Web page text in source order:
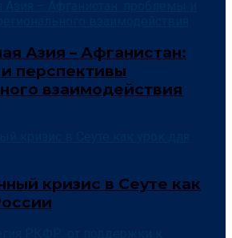
Азия – Афганистан:
перспективы
взаимодействия
кризис в Сеуте как